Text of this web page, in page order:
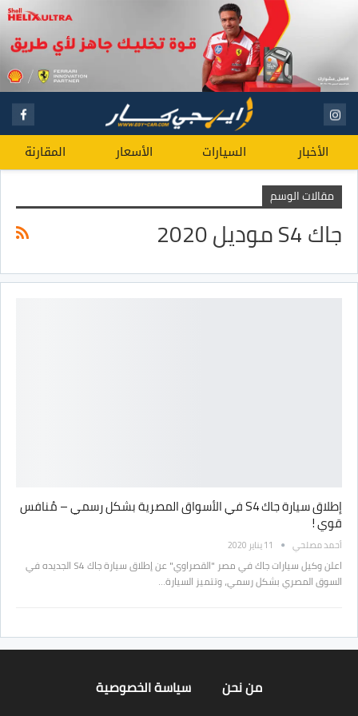
الأخبار السيارات الأسعار المقارنة
مقالات الوسم
جاك S4 موديل 2020
إطلاق سيارة جاك S4 في الأسواق المصرية بشكل رسمي – مُنافس
قوي !
أحمد مصلحي 11 يناير 2020
اعلن وكيل سيارات جاك في مصر "القصراوي" عن إطلاق سيارة جاك S4 الجديده في
السوق المصري بشكل رسمي، وتتميز السيارة…
من نحن سياسة الخصوصية